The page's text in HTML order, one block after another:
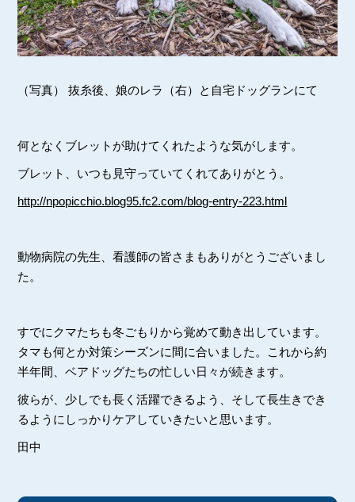
（写真） 抜糸後、娘のレラ（右）と自宅ドッグランにて
何となくブレットが助けてくれたような気がします。
ブレット、いつも見守っていてくれてありがとう。
http://npopicchio.blog95.fc2.com/blog-entry-223.html
動物病院の先生、看護師の皆さまもありがとうございまし
た。
すでにクマたちも冬ごもりから覚めて動き出しています。
タマも何とか対策シーズンに間に合いました。これから約
半年間、ベアドッグたちの忙しい日々が続きます。
彼らが、少しでも長く活躍できるよう、そして長生きでき
るようにしっかりケアしていきたいと思います。
田中